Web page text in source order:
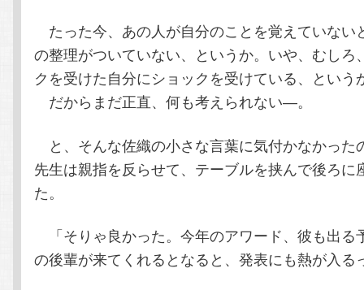
たった今、あの人が自分のことを覚えていない
の整理がついていない、というか。いや、むしろ
クを受けた自分にショックを受けている、という
だからまだ正直、何も考えられない―。
と、そんな佐織の小さな言葉に気付かなかった
先生は親指を反らせて、テーブルを挟んで後ろに
た。
「そりゃ良かった。今年のアワード、彼も出る
の後輩が来てくれるとなると、発表にも熱が入る